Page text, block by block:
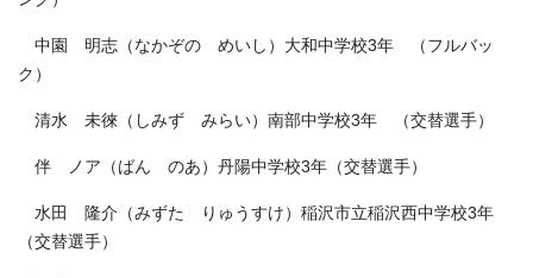
中園 明志（なかぞの めいし）大和中学校3年 （フルバッ
ク）
清水 未徠（しみず みらい）南部中学校3年 （交替選手）
伴 ノア（ばん のあ）丹陽中学校3年（交替選手）
水田 隆介（みずた りゅうすけ）稲沢市立稲沢西中学校3年
（交替選手）